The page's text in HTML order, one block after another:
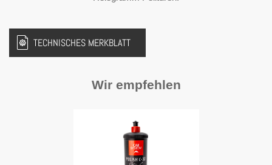
TECHNISCHES MERKBLATT
Wir empfehlen